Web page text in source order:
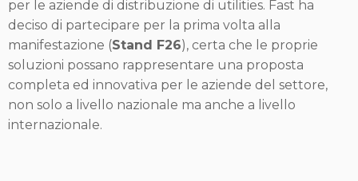
per le aziende di distribuzione di utilities. Fast ha
deciso di partecipare per la prima volta alla
manifestazione (Stand F26), certa che le proprie
soluzioni possano rappresentare una proposta
completa ed innovativa per le aziende del settore,
non solo a livello nazionale ma anche a livello
internazionale.